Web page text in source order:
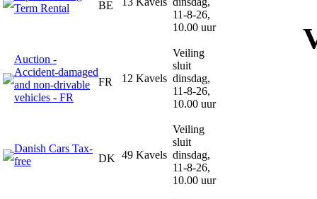
Term Rental
BE
11-8-26,
10.00 uur
Auction -
Accident‑damaged
and non‑drivable
vehicles - FR
FR 12 Kavels
Veiling
sluit
dinsdag,
11-8-26,
10.00 uur
Danish Cars Tax-
free
DK 49 Kavels
Veiling
sluit
dinsdag,
11-8-26,
10.00 uur